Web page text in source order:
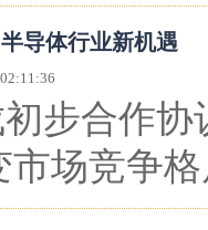
导体行业新机遇
步合作
市场竞争